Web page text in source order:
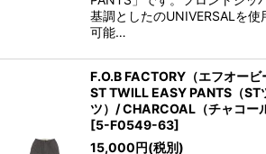
基調としたのUNIVERSALを
可能…
F.O.B FACTORY（エフオービ
ST TWILL EASY PANTS（ST
ツ）/ CHARCOAL（チャコー
[5-F0549-63]
15,000 円(税別)